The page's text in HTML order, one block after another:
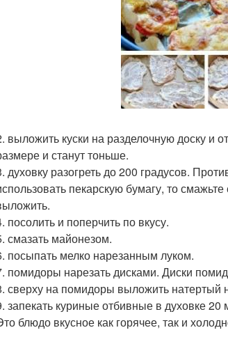
выложить куски на разделочную доску и
и станут тоньше.
духовку разогреть до 200 градусов.
пекарскую бумагу, то
посолить и поперчить по вкусу.
смазать майонезом.
посыпать мелко нарезанным луком.
помидоры нарезать дисками. Диски
сверху на помидоры выложить натертый
запекать куриные отбивные в духовке 20
блюдо вкусное как горячее, так и